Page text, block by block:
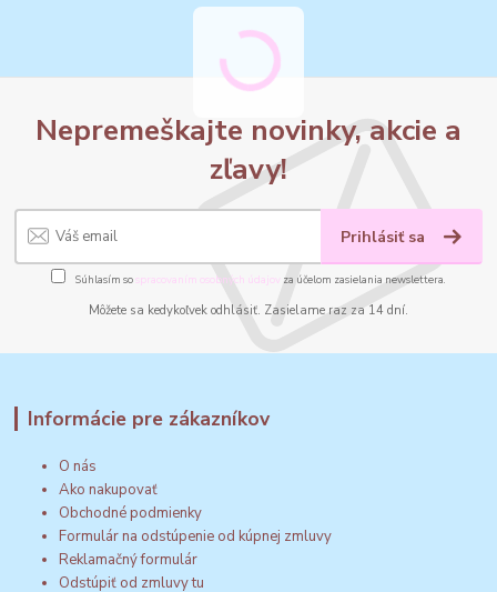
Nepremeškajte novinky, akcie a
zľavy!
Prihlásiť sa
Súhlasím sospracovaním osobných údajov za účelom zasielania newslettera.
Môžete sa kedykoľvek odhlásiť. Zasielame raz za 14 dní.
Informácie pre zákazníkov
O nás
Ako nakupovať
Obchodné podmienky
Formulár na odstúpenie od kúpnej zmluvy
Reklamačný formulár
Odstúpiť od zmluvy tu